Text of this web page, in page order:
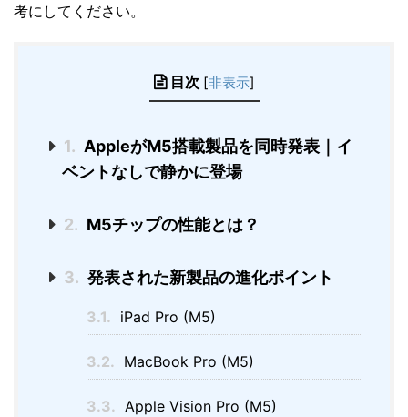
考にしてください。
目次 [非表示]
1. AppleがM5搭載製品を同時発表｜イ
ベントなしで静かに登場
2. M5チップの性能とは？
3. 発表された新製品の進化ポイント
3.1. iPad Pro (M5)
3.2. MacBook Pro (M5)
3.3. Apple Vision Pro (M5)